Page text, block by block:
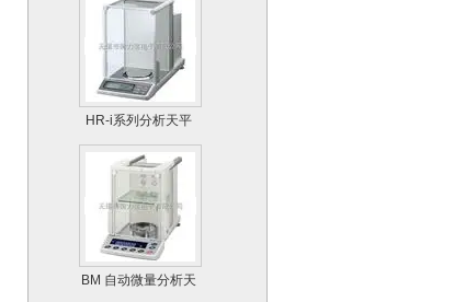
HR-i系列分析天平
BM 自动微量分析天
平